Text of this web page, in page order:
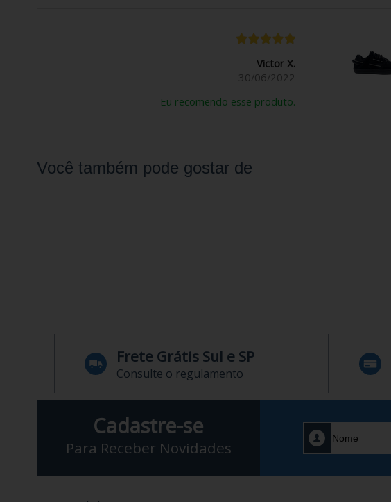
Victor X.
30/06/2022
Eu recomendo esse produto.
Você também pode gostar de
Frete Grátis Sul e SP
Consulte o regulamento
Cadastre-se
Para Receber Novidades